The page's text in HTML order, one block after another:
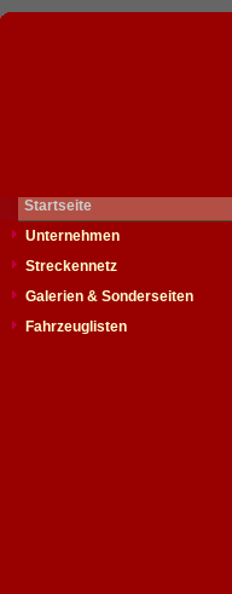
Startseite
Unternehmen
Streckennetz
Galerien & Sonderseiten
Fahrzeuglisten